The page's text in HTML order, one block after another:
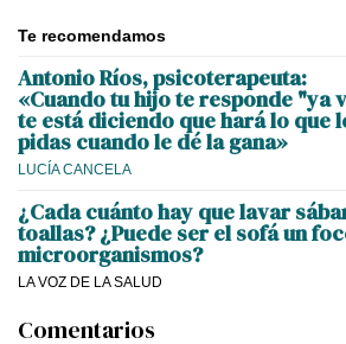
Te recomendamos
Antonio Ríos, psicoterapeuta:
«Cuando tu hijo te responde "ya
te está diciendo que hará lo que
pidas cuando le dé la gana»
LUCÍA CANCELA
¿Cada cuánto hay que lavar
toallas? ¿Puede ser el sofá un
microorganismos?
LA VOZ DE LA SALUD
Comentarios